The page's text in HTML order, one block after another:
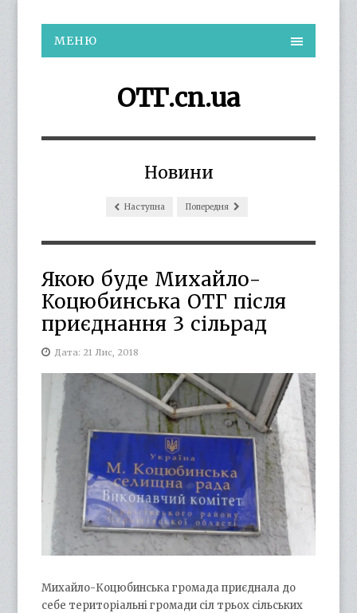
МЕНЮ
ОТГ.cn.ua
Новини
Наступна Попередня
Якою буде Михайло-
Коцюбинська ОТГ після
приєднання 3 сільрад
Дата: 21 Лис, 2018
Михайло-Коцюбинська громада приєднала до
себе територіальні громади сіл трьох сільських